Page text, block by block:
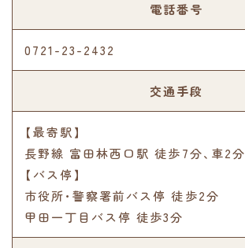
電話番号
0721-23-2432
交通手段
【最寄駅】
長野線 富田林西口駅 徒歩7分､車2分
【バス停】
市役所･警察署前バス停 徒歩2分
甲田一丁目バス停 徒歩3分